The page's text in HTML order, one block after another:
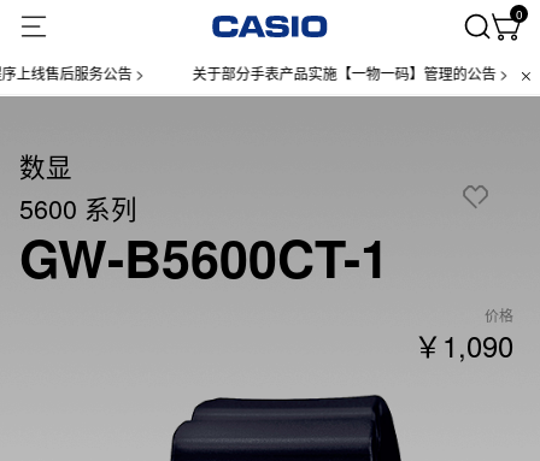
0
后服务公告 > 关于部分手表产品实施【一物一码】管理的公告 > 微
数显
5600 系列
GW-B5600CT-1
价格
￥1,090